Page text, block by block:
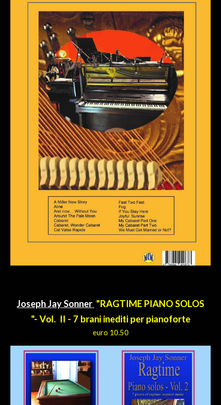
Joseph Jay Sonner "RAGTIME PIANO SOLOS
"- Vol. II - 7 brani inediti per pianoforte
euro 10.50